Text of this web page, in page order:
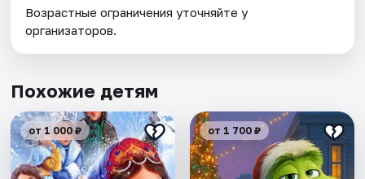
Возрастные ограничения уточняйте у
организаторов.
Похожие детям
от 1 000 ₽ от 1 700 ₽